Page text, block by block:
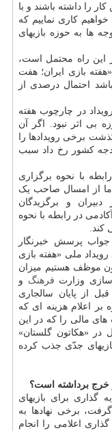
را داشته باشند و با
کاری نماییم که
ماه تمام توجه ها به حوزه بازیهای
این راه محتمل است،
بازی ایران؛ هفت
احتمال درصدی از
در چارچوب هفته
توضیح داد: دراین خصوص جنگ ۱۲روزه بی اثر نبود. اگر آن
برخی رویدادها را
کشور رخ داد سبب
با نحوه برگزاری
ما از امسال صاحب یک
(متشکل از دبیران و برگزیدگان
در رابطه با نحوه
کند.
جواب پرسش خبرنگار
ملی «هفته بازی
موظف هستیم میزان
سازی وزارت فرهنگ و
از پایان سالجاری
اعلام هزینه ای که
مالی را که در این
در «هکاتون گلستان»
بازیهای جدّی جذب کرده
خرج برداشته است؟
گذاری برای بازیهای
برخی نهادها به
اعلامی را انجام